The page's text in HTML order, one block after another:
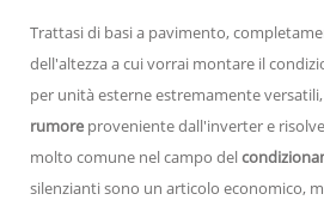
Trattasi di basi a pavimento,
dell'altezza a cui vorrai montare il
per unità esterne estremamente
rumore proveniente dall'inverter e
molto comune nel campo del
silenzianti sono un articolo economico,